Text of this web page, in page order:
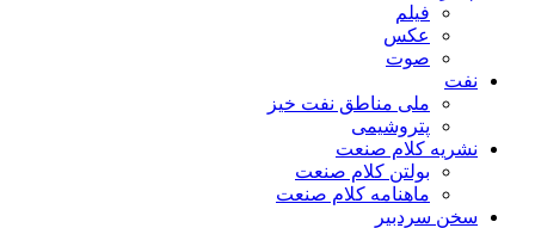
فیلم
عکس
صوت
نفت
ملی مناطق نفت خیز
پتروشیمی
نشریه کلام صنعت
بولتن کلام صنعت
ماهنامه کلام صنعت
سخن سردبیر